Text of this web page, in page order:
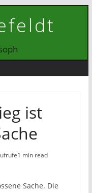
ist
1 min read
Sache. Die